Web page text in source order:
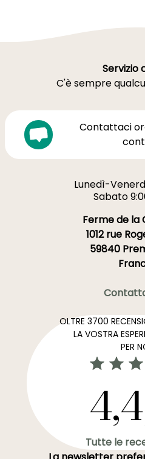
Servizio
C'è sempre
Contattaci
Lunedì-
Sabato
Ferme de la
1012 rue
59840
OLTRE 3700
LA VOSTRA
PER
Tutte le